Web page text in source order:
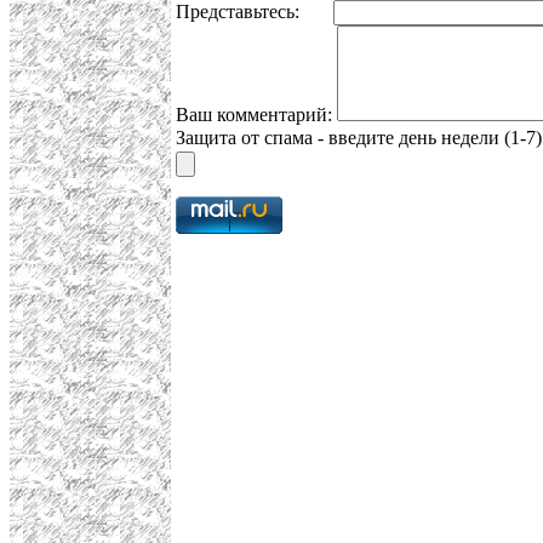
Представьтесь:
Ваш комментарий:
Защита от спама - введите день недели (1-